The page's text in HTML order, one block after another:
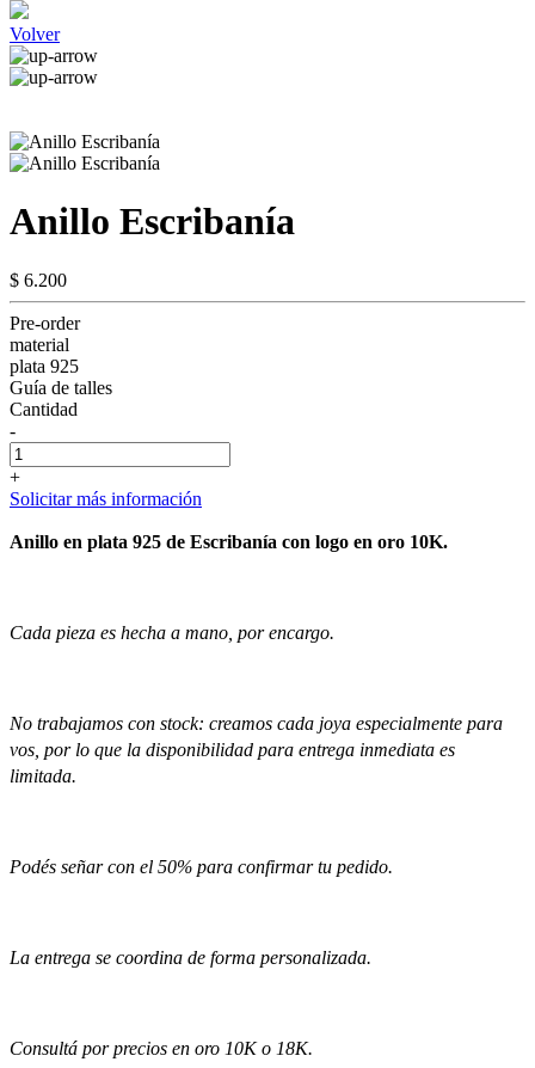
Volver
Anillo Escribanía
$ 6.200
Pre-order
material
plata 925
Guía de talles
Cantidad
-
+
Solicitar más información
Anillo en plata 925 de Escribanía con logo en oro 10K.
Cada pieza es hecha a mano, por encargo.
No trabajamos con stock: creamos cada joya especialmente para
vos, por lo que la disponibilidad para entrega inmediata es
limitada.
Podés señar con el 50% para confirmar tu pedido.
La entrega se coordina de forma personalizada.
Consultá por precios en oro 10K o 18K.